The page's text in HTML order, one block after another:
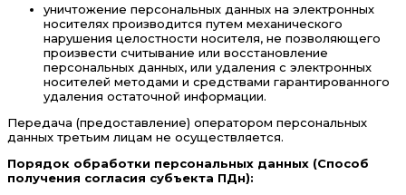
уничтожение персональных данных на электронных
носителях производится путем механического
нарушения целостности носителя, не позволяющего
произвести считывание или восстановление
персональных данных, или удаления с электронных
носителей методами и средствами гарантированного
удаления остаточной информации.
Передача (предоставление) оператором персональных
данных третьим лицам не осуществляется.
Порядок обработки персональных данных (Способ
получения согласия субъекта ПДн):